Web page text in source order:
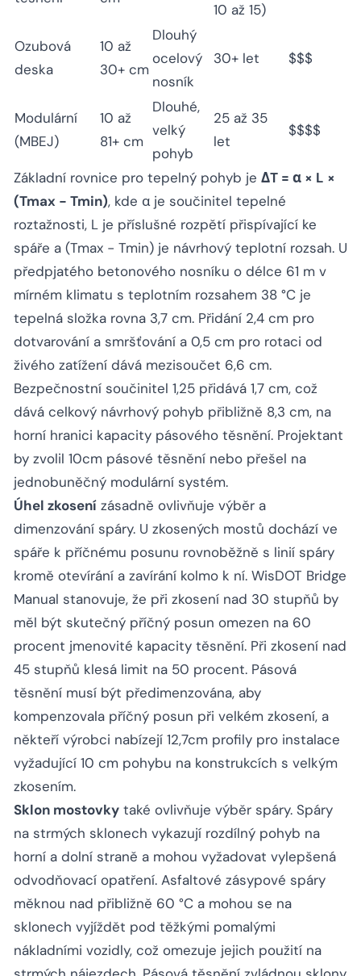
10 až 15)
Ozubová
deska
10 až
30+ cm
Dlouhý
ocelový
nosník
30+ let $$$
Modulární
(MBEJ)
10 až
81+ cm
Dlouhé,
velký
pohyb
25 až 35
let
$$$$
Základní rovnice pro tepelný pohyb je ΔT = α × L ×
(Tmax − Tmin), kde α je součinitel tepelné
roztažnosti, L je příslušné rozpětí přispívající ke
spáře a (Tmax − Tmin) je návrhový teplotní rozsah. U
předpjatého betonového nosníku o délce 61 m v
mírném klimatu s teplotním rozsahem 38 °C je
tepelná složka rovna 3,7 cm. Přidání 2,4 cm pro
dotvarování a smršťování a 0,5 cm pro rotaci od
živého zatížení dává mezisoučet 6,6 cm.
Bezpečnostní součinitel 1,25 přidává 1,7 cm, což
dává celkový návrhový pohyb přibližně 8,3 cm, na
horní hranici kapacity pásového těsnění. Projektant
by zvolil 10cm pásové těsnění nebo přešel na
jednobuněčný modulární systém.
Úhel zkosení zásadně ovlivňuje výběr a
dimenzování spáry. U zkosených mostů dochází ve
spáře k příčnému posunu rovnoběžně s linií spáry
kromě otevírání a zavírání kolmo k ní. WisDOT Bridge
Manual stanovuje, že při zkosení nad 30 stupňů by
měl být skutečný příčný posun omezen na 60
procent jmenovité kapacity těsnění. Při zkosení nad
45 stupňů klesá limit na 50 procent. Pásová
těsnění musí být předimenzována, aby
kompenzovala příčný posun při velkém zkosení, a
někteří výrobci nabízejí 12,7cm profily pro instalace
vyžadující 10 cm pohybu na konstrukcích s velkým
zkosením.
Sklon mostovky také ovlivňuje výběr spáry. Spáry
na strmých sklonech vykazují rozdílný pohyb na
horní a dolní straně a mohou vyžadovat vylepšená
odvodňovací opatření. Asfaltové zásypové spáry
měknou nad přibližně 60 °C a mohou se na
sklonech vyjíždět pod těžkými pomalými
nákladními vozidly, což omezuje jejich použití na